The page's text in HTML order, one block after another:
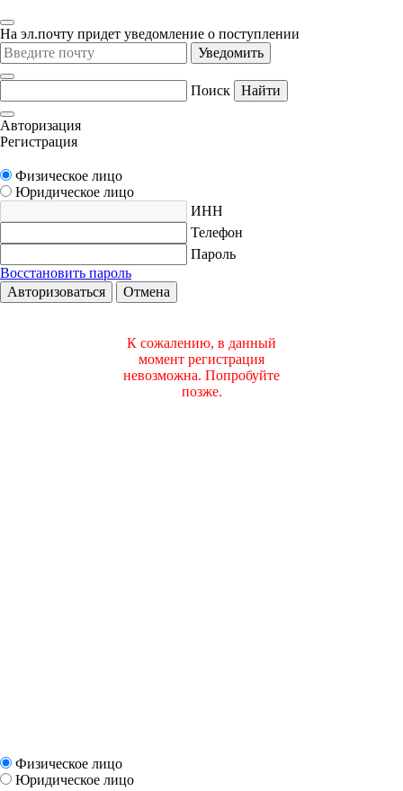
На эл.почту придет уведомление о поступлении
Уведомить
Поиск Найти
Авторизация
Регистрация
Физическое лицо
Юридическое лицо
ИНН
Телефон
Пароль
Восстановить пароль
Авторизоваться
Отмена
К сожалению, в данный
момент регистрация
невозможна. Попробуйте
позже.
Физическое лицо
Юридическое лицо